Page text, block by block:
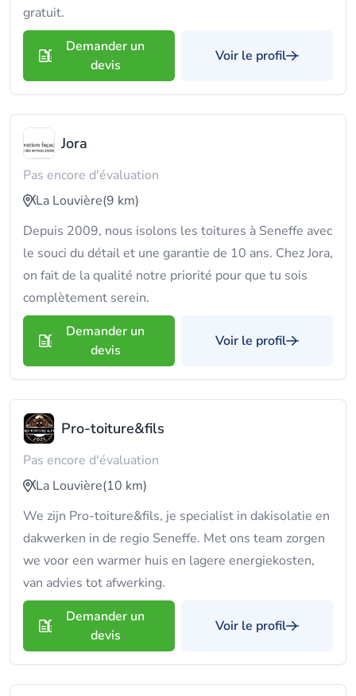
gratuit.
Demander un
devis
Voir le profil
Jora
Pas encore d'évaluation
La Louvière(9 km)
Depuis 2009, nous isolons les toitures à Seneffe avec
le souci du détail et une garantie de 10 ans. Chez Jora,
on fait de la qualité notre priorité pour que tu sois
complètement serein.
Demander un
devis
Voir le profil
Pro-toiture&fils
Pas encore d'évaluation
La Louvière(10 km)
We zijn Pro-toiture&fils, je specialist in dakisolatie en
dakwerken in de regio Seneffe. Met ons team zorgen
we voor een warmer huis en lagere energiekosten,
van advies tot afwerking.
Demander un
devis
Voir le profil